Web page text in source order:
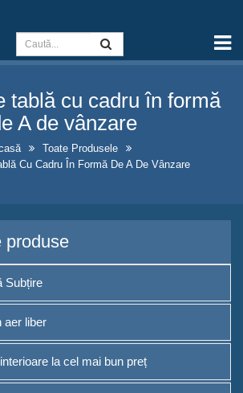
Subțire
în aer liber
interioare la
vitrinelor de
tablă cu cadru în formă
A de vânzare
Toate Produsele
Cu Cadru În Formă De A De Vânzare
produse
Subțire
aer liber
la cel mai bun preț